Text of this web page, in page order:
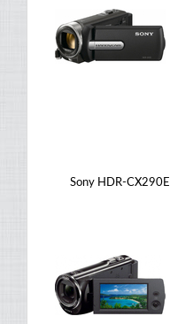
Sony HDR-CX290E